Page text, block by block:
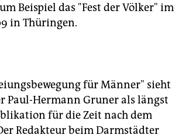
Beispiel das "Fest der Völker" im
in Thüringen.
für Männer" sieht
Paul-Hermann Gruner als längst
für die Zeit nach dem
Redakteur beim Darmstädter